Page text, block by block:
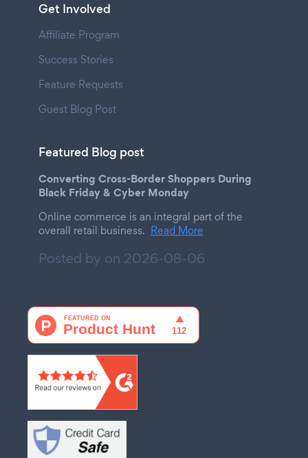
Get Involved
Affiliate Program
Success Stories
Feature Requests
Guest Blog Post
Featured Blog post
Converting Cross-Border Shoppers During
Black Friday & Cyber Monday
Online commerce is an integral part of the
overall retail business. Read More
Posted by on 2026-08-06